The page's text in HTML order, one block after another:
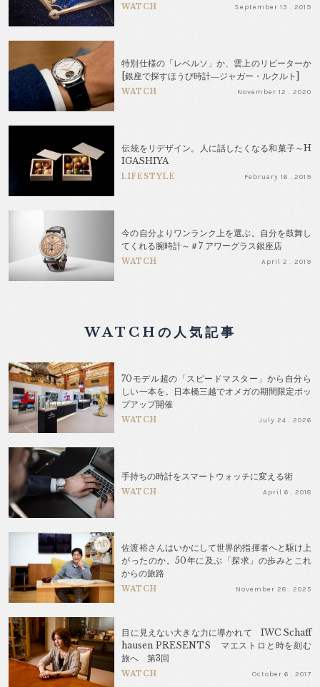
WATCH September 13 . 2019
特別仕様の「レベルソ」か、雲上のリピーターか
[銀座で探すほうび時計―ジャガー・ルクルト]
WATCH November 12 . 2020
伝統をリデザイン。人に話したくなる和菓子～H
IGASHIYA
LIFESTYLE February 16 . 2019
今の自分よりワンランク上を選ぶ。自分を鼓舞し
てくれる腕時計～＃7 アワーグラス銀座店
WATCH April 2 . 2019
WATCHの人気記事
70モデル超の「スピードマスター」から自分ら
しい一本を。日本橋三越でオメガの期間限定ポッ
プアップ開催
WATCH July 24 . 2026
手持ちの時計をスマートウォッチに変える術
WATCH April 6 . 2018
AD
佐渡裕さんはいかにして世界的指揮者へと駆け上
がったのか。50年に及ぶ「探求」の歩みとこれ
からの旅路
WATCH November 28 . 2025
目に見えない大きな力に導かれて IWC Schaff
hausen PRESENTS マエストロと時を刻む
旅へ 第3回
WATCH October 6 . 2017